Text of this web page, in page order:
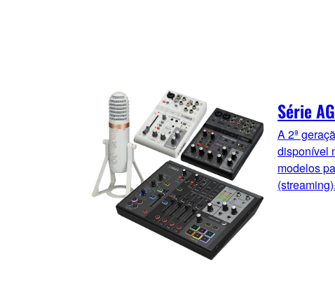
Série AG
A 2ª
disponível
modelos
(streaming).